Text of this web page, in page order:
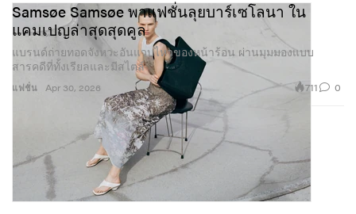
แฟชั่น
Samsøe Samsøe พาแฟชั่นลุยบาร์เซโลนา ใน
แคมเปญล่าสุดสุดคูล
แบรนด์ถ่ายทอดจังหวะอันแวบไหวของหน้าร้อน ผ่านมุมมองแบบ
สารคดีที่ทั้งเรียลและมีสไตล์
Apr 30, 2026 711 0